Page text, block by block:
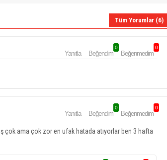
Tüm Yorumlar (6)
Yanıtla Beğendim
0
Beğenmedim
0
Yanıtla Beğendim
0
Beğenmedim
0
çok ama çok zor en ufak hatada atıyorlar ben 3 hafta